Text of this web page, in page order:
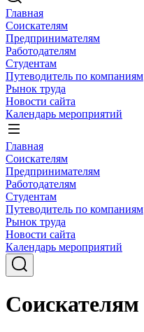
Главная
Соискателям
Предпринимателям
Работодателям
Студентам
Путеводитель по компаниям
Рынок труда
Новости сайта
Календарь мероприятий
Главная
Соискателям
Предпринимателям
Работодателям
Студентам
Путеводитель по компаниям
Рынок труда
Новости сайта
Календарь мероприятий
Соискателям